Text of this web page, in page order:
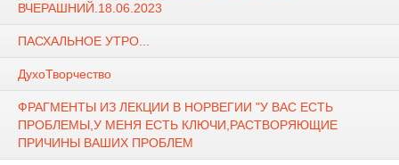
ВЧЕРАШНИЙ.18.06.2023
ПАСХАЛЬНОЕ УТРО...
ДухоТворчество
ФРАГМЕНТЫ ИЗ ЛЕКЦИИ В НОРВЕГИИ "У ВАС ЕСТЬ
ПРОБЛЕМЫ,У МЕНЯ ЕСТЬ КЛЮЧИ,РАСТВОРЯЮЩИЕ
ПРИЧИНЫ ВАШИХ ПРОБЛЕМ